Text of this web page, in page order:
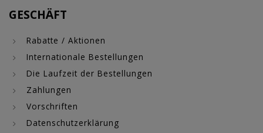
GESCHÄFT
Rabatte / Aktionen
Internationale Bestellungen
Die Laufzeit der Bestellungen
Zahlungen
Vorschriften
Datenschutzerklärung